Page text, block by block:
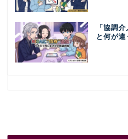
「協調
と何が違